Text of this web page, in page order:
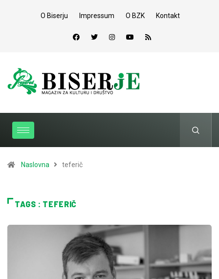
O Biserju Impressum O BZK Kontakt
Naslovna teferič
TAGS : TEFERIČ